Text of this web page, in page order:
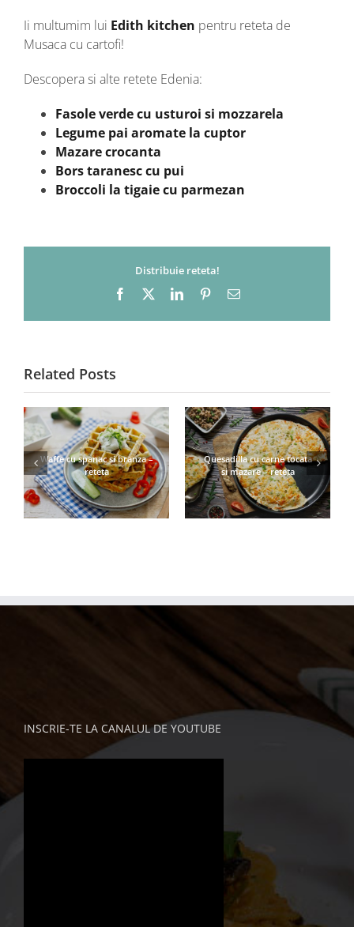
Ii multumim lui Edith kitchen pentru reteta de
Musaca cu cartofi!
Descopera si alte retete Edenia:
Fasole verde cu usturoi si mozzarela
Legume pai aromate la cuptor
Mazare crocanta
Bors taranesc cu pui
Broccoli la tigaie cu parmezan
Distribuie reteta!
Facebook LinkedInPinterestEmail
Related Posts
Waffe cu spanac si branza –
reteta
Quesadilla cu carne tocata
si mazare – reteta
INSCRIE-TE LA CANALUL DE YOUTUBE